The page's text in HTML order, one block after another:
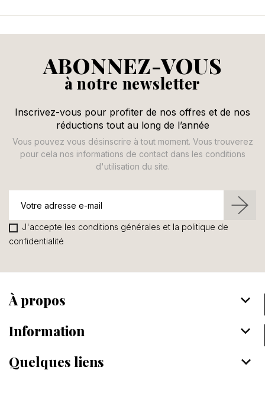
ABONNEZ-VOUS
à notre newsletter
Inscrivez-vous pour profiter de nos offres et de nos
réductions tout au long de l’année
Vous pouvez vous désinscrire à tout moment. Vous trouverez
pour cela nos informations de contact dans les conditions
d'utilisation du site.
J'accepte les conditions générales et la politique de
confidentialité
À propos keyboard_arrow_down
Information keyboard_arrow_down
Quelques liens keyboard_arrow_down